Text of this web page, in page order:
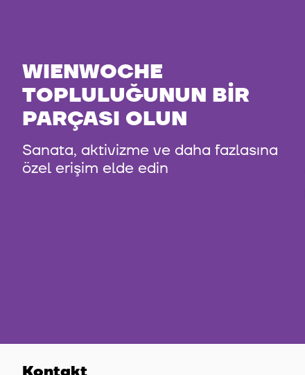
WIENWOCHE
TOPLULUĞUNUN BIR
PARÇASI OLUN
Sanata, aktivizme ve daha fazlasına
özel erişim elde edin